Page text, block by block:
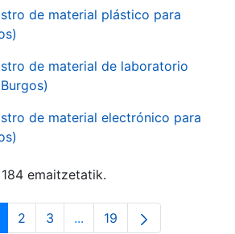
de material plástico para
de material de laboratorio
de material electrónico para
emaitzetatik.
Orrialdea
2 Orrialdea
3 ...Intermediate Pages Use
Orrialdea
19